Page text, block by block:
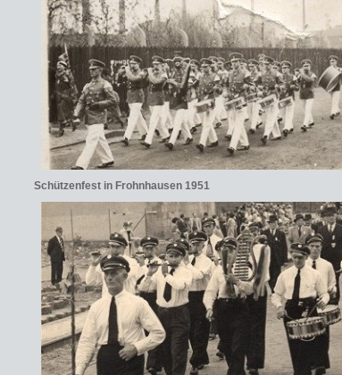
Schützenfest in Frohnhausen 1951